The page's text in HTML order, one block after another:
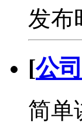
发布
[公
简单